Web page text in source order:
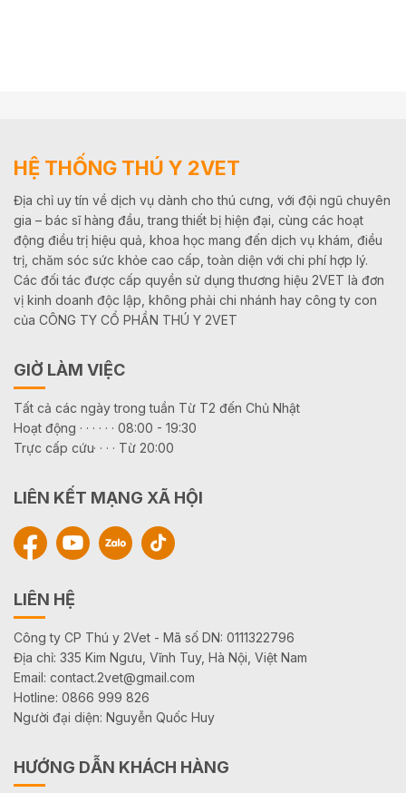
HỆ THỐNG THÚ Y 2VET
Địa chỉ uy tín về dịch vụ dành cho thú cưng, với đội ngũ chuyên
gia – bác sĩ hàng đầu, trang thiết bị hiện đại, cùng các hoạt
động điều trị hiệu quả, khoa học mang đến dịch vụ khám, điều
trị, chăm sóc sức khỏe cao cấp, toàn diện với chi phí hợp lý.
Các đối tác được cấp quyền sử dụng thương hiệu 2VET là đơn
vị kinh doanh độc lập, không phải chi nhánh hay công ty con
của CÔNG TY CỔ PHẦN THÚ Y 2VET
GIỜ LÀM VIỆC
Tất cả các ngày trong tuần Từ T2 đến Chủ Nhật
Hoạt động · · · · · · 08:00 - 19:30
Trực cấp cứu· · · · Từ 20:00
LIÊN KẾT MẠNG XÃ HỘI
LIÊN HỆ
Công ty CP Thú y 2Vet - Mã số DN: 0111322796
Địa chỉ: 335 Kim Ngưu, Vĩnh Tuy, Hà Nội, Việt Nam
Email: contact.2vet@gmail.com
Hotline: 0866 999 826
Người đại diện: Nguyễn Quốc Huy
HƯỚNG DẪN KHÁCH HÀNG